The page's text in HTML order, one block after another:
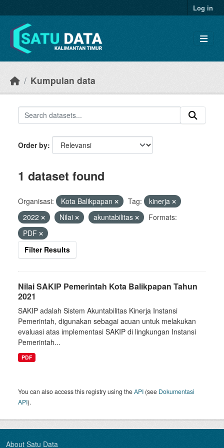
Log in
Kumpulan data
Order by
1 dataset found
Organisasi: Kota Balikpapan Tag:
kinerja
2022
Nilai akuntabilitas
Formats:
PDF
Filter Results
Nilai SAKIP Pemerintah Kota Balikpapan Tahun
2021
SAKIP adalah Sistem Akuntabilitas Kinerja Instansi
Pemerintah, digunakan sebagai acuan untuk melakukan
evaluasi atas implementasi SAKIP di lingkungan Instansi
Pemerintah...
PDF
You can also access this registry using theAPI (see Dokumentasi
API).
About Satu Data